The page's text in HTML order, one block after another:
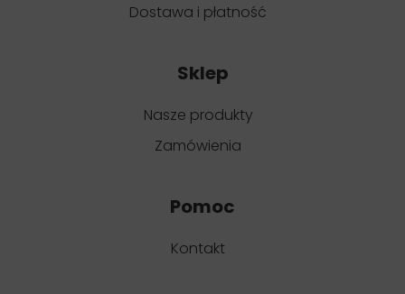
Dostawa i płatność
Sklep
Nasze produkty
Zamówienia
Pomoc
Kontakt